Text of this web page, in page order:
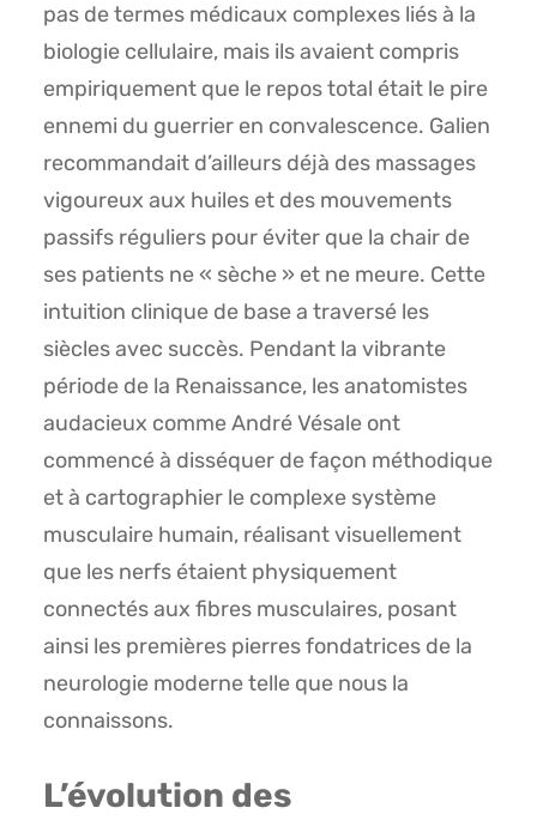
pas de termes médicaux complexes liés à la
biologie cellulaire, mais ils avaient compris
empiriquement que le repos total était le pire
ennemi du guerrier en convalescence. Galien
recommandait d’ailleurs déjà des massages
vigoureux aux huiles et des mouvements
passifs réguliers pour éviter que la chair de
ses patients ne « sèche » et ne meure. Cette
intuition clinique de base a traversé les
siècles avec succès. Pendant la vibrante
période de la Renaissance, les anatomistes
audacieux comme André Vésale ont
commencé à disséquer de façon méthodique
et à cartographier le complexe système
musculaire humain, réalisant visuellement
que les nerfs étaient physiquement
connectés aux fibres musculaires, posant
ainsi les premières pierres fondatrices de la
neurologie moderne telle que nous la
connaissons.
L’évolution des